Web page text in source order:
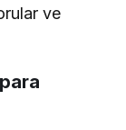
ve